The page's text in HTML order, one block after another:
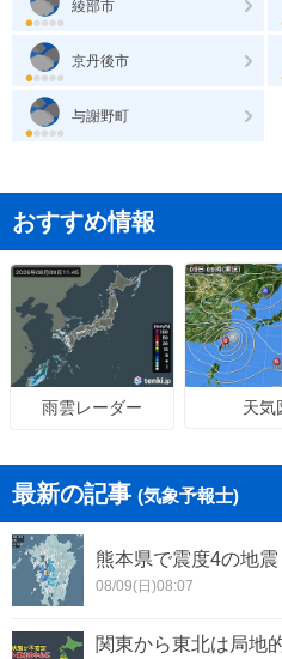
綾部市
京丹後市
与謝野町
おすすめ情報
雨雲レーダー 天気
最新の記事 (気象予報士)
熊本県で震度4の地
08/09(日)08:07
関東から東北は局地